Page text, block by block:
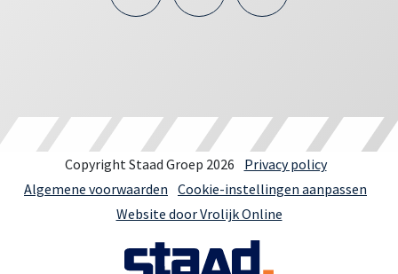
Copyright Staad Groep 2026
Privacy policy
Algemene voorwaarden Cookie-instellingen aanpassen
Website door Vrolijk Online